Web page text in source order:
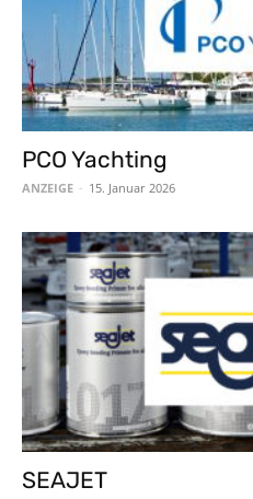
PCO Yachting
ANZEIGE - 15. Januar 2026
SEAJET